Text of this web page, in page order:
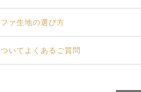
ァ生地の選び方
いてよくあるご質問